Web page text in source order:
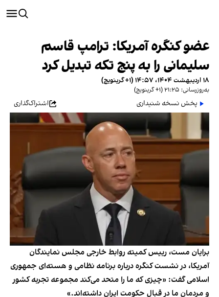
عضو کنگره آمریکا: ترامپ قاسم
سلیمانی را به پنج تکه تبدیل کرد
۱۸ اردیبهشت ۱۴۰۴، ۱۴:۵۷ (‎+۱ گرینویچ)
به‌روزرسانی: ۲۱:۲۵ (‎+۱ گرینویچ)
پخش نسخه شنیداری اشتراک‌گذاری
برایان مست، رییس کمیته روابط خارجی مجلس نمایندگان
آمریکا،‌ در نشست کنگره درباره برنامه نظامی و هسته‌ای جمهوری
اسلامی گفت: «چیزی که ما را متحد می‌کند مجموعه تجربه کشور
و مردمان ما در قبال حکومت ایران داشته‌اند.»